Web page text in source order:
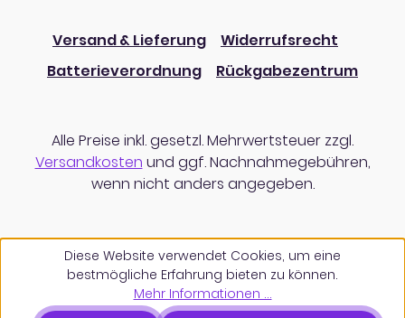
Versand & Lieferung
Widerrufsrecht
Batterieverordnung
Rückgabezentrum
Alle Preise inkl. gesetzl. Mehrwertsteuer zzgl.
Versandkosten und ggf. Nachnahmegebühren,
wenn nicht anders angegeben.
Diese Website verwendet Cookies, um eine
bestmögliche Erfahrung bieten zu können.
Mehr Informationen ...